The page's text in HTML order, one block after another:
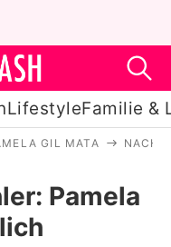
LifestyleFamilie &
GIL MATA NACH
Pamela